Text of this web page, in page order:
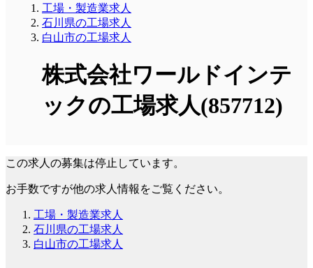
工場・製造業求人
石川県の工場求人
白山市の工場求人
株式会社ワールドインテ
ックの工場求人(857712)
この求人の募集は停止しています。
お手数ですが他の求人情報をご覧ください。
工場・製造業求人
石川県の工場求人
白山市の工場求人